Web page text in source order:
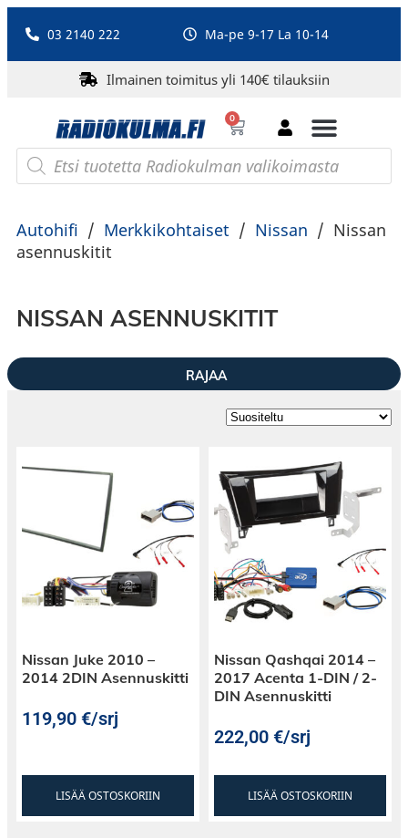
03 2140 222 Ma-pe 9-17 La 10-14
Ilmainen toimitus yli 140€ tilauksiin
0
Autohifi / Merkkikohtaiset / Nissan / Nissan
asennuskitit
NISSAN ASENNUSKITIT
RAJAA
Nissan Juke 2010 –
2014 2DIN Asennuskitti
119,90€/srj
LISÄÄ OSTOSKORIIN
Nissan Qashqai 2014 –
2017 Acenta 1-DIN / 2-
DIN Asennuskitti
222,00€/srj
LISÄÄ OSTOSKORIIN